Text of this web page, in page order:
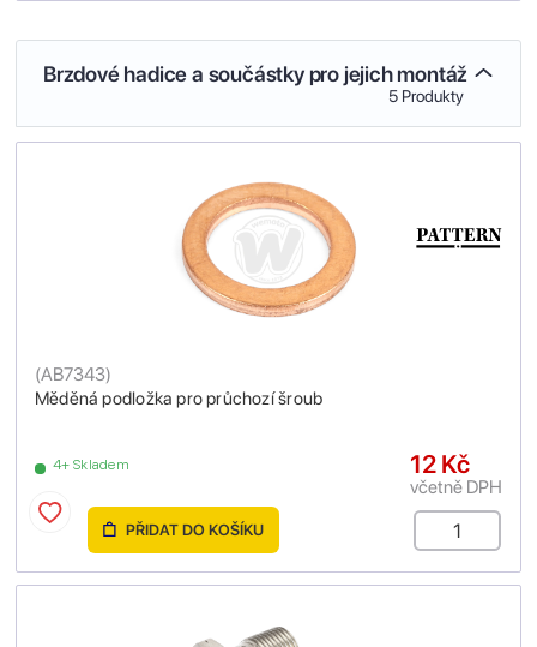
Brzdové hadice a součástky pro jejich montáž
5 Produkty
Měděná podložka pro průchozí šroub
(AB7343)
4+ Skladem 12 Kč
včetně DPH
PŘIDAT DO KOŠÍKU